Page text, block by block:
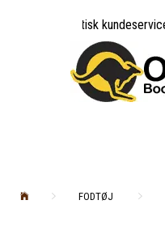
kundeservice *
FODTØJ